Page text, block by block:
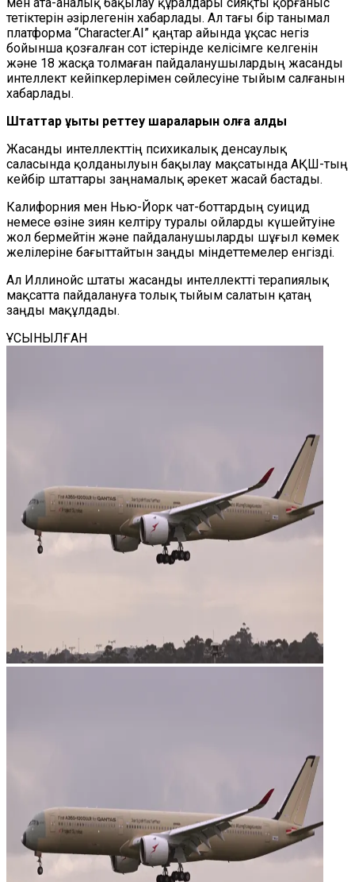
тетіктерін әзірлегенін хабарлады. Ал тағы бір танымал
платформа “Character.AI” қаңтар айында ұқсас негіз
бойынша қозғалған сот істерінде келісімге келгенін
және 18 жасқа толмаған пайдаланушылардың жасанды
интеллект кейіпкерлерімен сөйлесуіне тыйым салғанын
хабарлады.
Штаттар құқықтық реттеу шараларын қолға алды
Жасанды интеллекттің психикалық денсаулық
саласында қолданылуын бақылау мақсатында АҚШ-тың
кейбір штаттары заңнамалық әрекет жасай бастады.
Калифорния мен Нью-Йорк чат-боттардың суицид
немесе өзіне зиян келтіру туралы ойларды күшейтуіне
жол бермейтін және пайдаланушыларды шұғыл көмек
желілеріне бағыттайтын заңды міндеттемелер енгізді.
Ал Иллинойс штаты жасанды интеллектті терапиялық
мақсатта пайдалануға толық тыйым салатын қатаң
заңды мақұлдады.
ҰСЫНЫЛҒАН